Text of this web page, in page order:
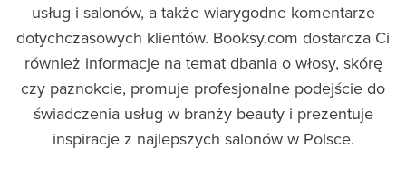
usług i salonów, a także wiarygodne komentarze
dotychczasowych klientów. Booksy.com dostarcza Ci
również informacje na temat dbania o włosy, skórę
czy paznokcie, promuje profesjonalne podejście do
świadczenia usług w branży beauty i prezentuje
inspiracje z najlepszych salonów w Polsce.